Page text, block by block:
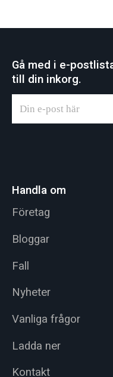
ar för
ar vid hantering av
laster upp till 500
Gå med i e-
till din inkorg.
Handla om
Företag
Bloggar
Fall
Nyheter
Vanliga frågor
Ladda ner
Kontakt